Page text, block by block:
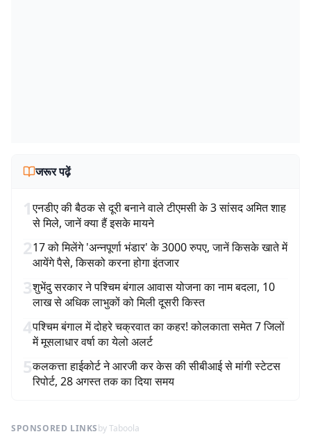
जरूर पढ़ें
1एनडीए की बैठक से दूरी बनाने वाले टीएमसी के 3 सांसद अमित शाह
से मिले, जानें क्या हैं इसके मायने
217 को मिलेंगे 'अन्नपूर्णा भंडार' के 3000 रुपए, जानें किसके खाते में
आयेंगे पैसे, किसको करना होगा इंतजार
3शुभेंदु सरकार ने पश्चिम बंगाल आवास योजना का नाम बदला, 10
लाख से अधिक लाभुकों को मिली दूसरी किस्त
4पश्चिम बंगाल में दोहरे चक्रवात का कहर! कोलकाता समेत 7 जिलों
में मूसलाधार वर्षा का येलो अलर्ट
5कलकत्ता हाईकोर्ट ने आरजी कर केस की सीबीआई से मांगी स्टेटस
रिपोर्ट, 28 अगस्त तक का दिया समय
SPONSORED LINKSby Taboola